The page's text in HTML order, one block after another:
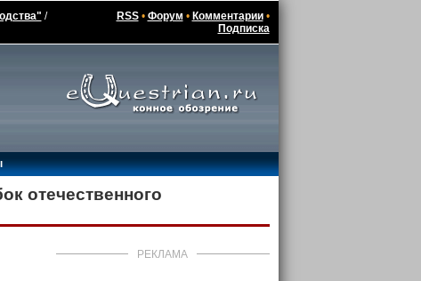
/
RSS• Форум • Комментарии•
Подписка
отечественного
РЕКЛАМА